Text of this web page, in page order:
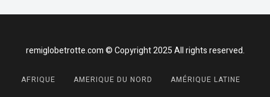
remiglobetrotte.com © Copyright 2025 All rights reserved.
AFRIQUE AMERIQUE DU NORD AMÉRIQUE LATINE